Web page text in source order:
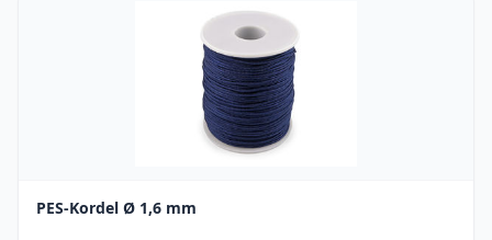
PES-Kordel Ø 1,6 mm